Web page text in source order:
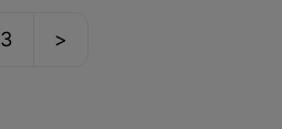
3